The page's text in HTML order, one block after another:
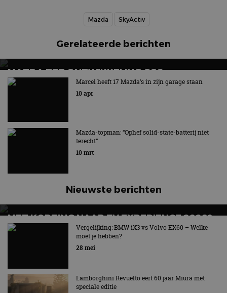
Mazda SkyActiv
Gerelateerde berichten
MAZDA ZET ONTWIKKELING CO2-
AFVANGINSTALLATIE VOORT
Techniek kan bijdragen aan het verminderen van de
Marcel heeft 17 Mazda’s in zijn garage staan
10 apr
Mazda-topman: “Ophef solid-state-batterij niet
terecht”
10 mrt
Nieuwste berichten
MET KORTING NAAR EV EXPERIENCE 2026?
AUTORAI REGELT HET!
EV Experience 2026 van 24 tot 26 september
Vergelijking: BMW iX3 vs Volvo EX60 – Welke
moet je hebben?
28 mei
Lamborghini Revuelto eert 60 jaar Miura met
speciale editie